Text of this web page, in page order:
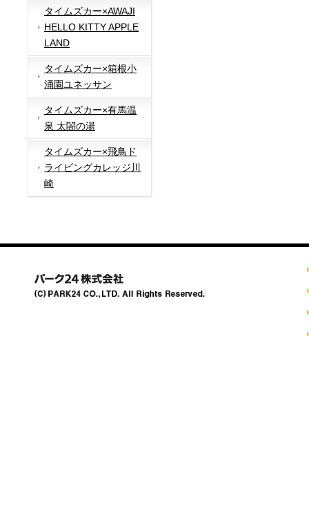
タイムズカー×AWAJI
HELLO KITTY APPLE
LAND
タイムズカー×箱根小
涌園ユネッサン
タイムズカー×有馬温
泉 太閤の湯
タイムズカー×飛鳥ド
ライビングカレッジ川
崎